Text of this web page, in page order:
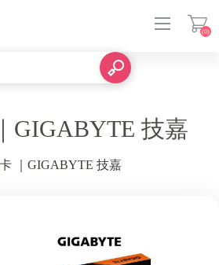
(0)
GIGABYTE 技嘉
｜GIGABYTE 技嘉